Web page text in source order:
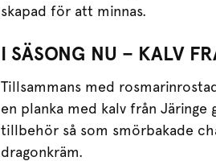
skapad för att minnas.
I SÄSONG NU – KALV
Tillsammans med
en planka med kalv från
tillbehör så som smörbakade
dragonkräm.